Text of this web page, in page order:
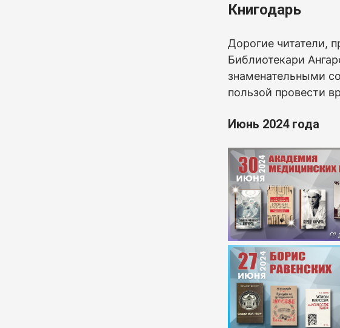
Книгодарь
Дорогие читатели,
Библиотекари
знаменательными
пользой провести
Июнь 2024 года